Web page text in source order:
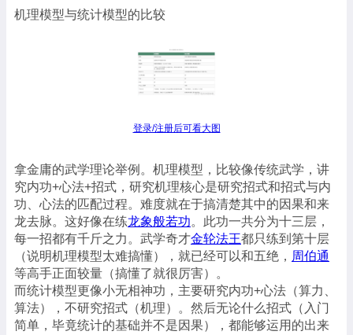
机理模型与统计模型的比较
登录/注册后可看大图
拿金庸的武学理论举例。机理模型，比较像传统武学，讲
究内功+心法+招式，研究机理核心是研究招式和招式与内
功、心法的匹配过程。难度就在于搞清楚其中的因果和来
龙去脉。这好像在练龙象般若功。此功一共分为十三层，
每一招都有千斤之力。武学奇才金轮法王都只练到第十层
（说明机理模型太难搞懂），就已经可以和五绝， 周伯通
等高手正面较量（搞懂了就很厉害）。
而统计模型更像小无相神功，主要研究内功+心法（算力、
算法），不研究招式（机理）。然后无论什么招式（入门
简单，毕竟统计的基础并不是因果），都能够运用的出来